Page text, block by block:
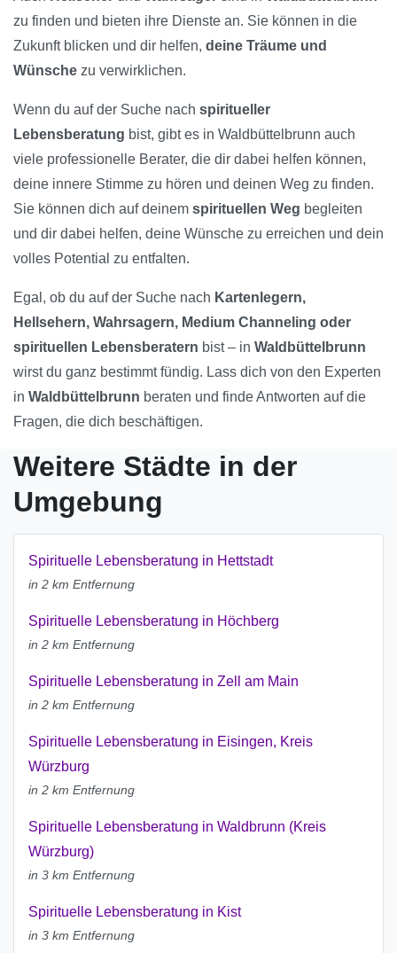
zu finden und bieten ihre Dienste an. Sie können in die
Zukunft blicken und dir helfen, deine Träume und
Wünsche zu verwirklichen.
Wenn du auf der Suche nach spiritueller
Lebensberatung bist, gibt es in Waldbüttelbrunn auch
viele professionelle Berater, die dir dabei helfen können,
deine innere Stimme zu hören und deinen Weg zu finden.
Sie können dich auf deinem spirituellen Weg begleiten
und dir dabei helfen, deine Wünsche zu erreichen und dein
volles Potential zu entfalten.
Egal, ob du auf der Suche nach Kartenlegern,
Hellsehern, Wahrsagern, Medium Channeling oder
spirituellen Lebensberatern bist – in Waldbüttelbrunn
wirst du ganz bestimmt fündig. Lass dich von den Experten
in Waldbüttelbrunn beraten und finde Antworten auf die
Fragen, die dich beschäftigen.
Weitere Städte in der
Umgebung
Spirituelle Lebensberatung in Hettstadt
in 2 km Entfernung
Spirituelle Lebensberatung in Höchberg
in 2 km Entfernung
Spirituelle Lebensberatung in Zell am Main
in 2 km Entfernung
Spirituelle Lebensberatung in Eisingen, Kreis
Würzburg
in 2 km Entfernung
Spirituelle Lebensberatung in Waldbrunn (Kreis
Würzburg)
in 3 km Entfernung
Spirituelle Lebensberatung in Kist
in 3 km Entfernung